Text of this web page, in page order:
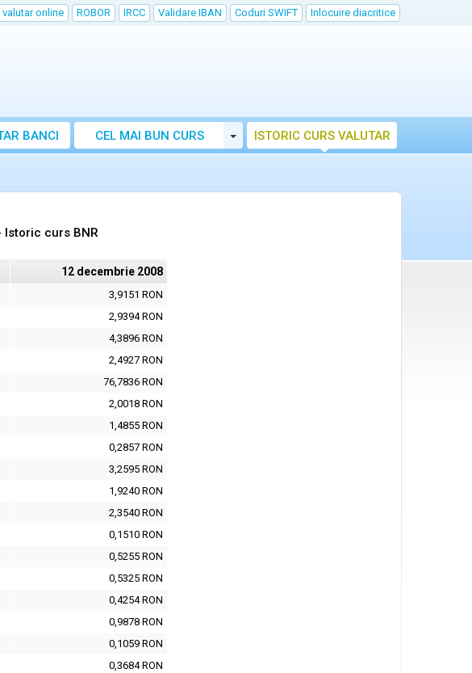
valutar online ROBOR IRCC Validare IBAN Coduri SWIFT Inlocuire diacritice
BANCI CEL MAI BUN CURS Toggle Dropdown
ISTORIC CURS VALUTAR
curs BNR
12 decembrie 2008
3,9151 RON
2,9394 RON
4,3896 RON
2,4927 RON
76,7836 RON
2,0018 RON
1,4855 RON
0,2857 RON
3,2595 RON
1,9240 RON
2,3540 RON
0,1510 RON
0,5255 RON
0,5325 RON
0,4254 RON
0,9878 RON
0,1059 RON
0,3684 RON